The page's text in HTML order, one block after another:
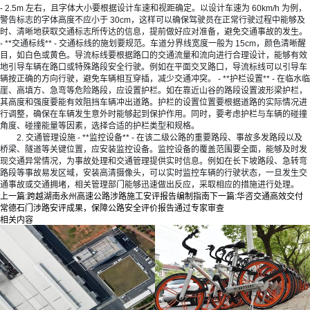
- 2.5m 左右，且字体大小要根据设计车速和视距确定。以设计车速为 60km/h 为例，
警告标志的字体高度不应小于 30cm，这样可以确保驾驶员在正常行驶过程中能够及
时、清晰地获取交通标志所传达的信息，提前做好应对准备，避免交通事故的发生。
- **交通标线** - 交通标线的施划要规范。车道分界线宽度一般为 15cm，颜色清晰醒
目，如白色或黄色。导流标线要根据路口的交通流量和流向进行合理设计，能够有效
地引导车辆在路口或特殊路段安全行驶。例如在平面交叉路口，导流标线可以引导车
辆按正确的方向行驶，避免车辆相互穿插，减少交通冲突。 - **护栏设置** - 在临水临
崖、高填方、急弯等危险路段，应设置护栏。如在靠近山谷的路段设置波形梁护栏，
其高度和强度要能有效阻挡车辆冲出道路。护栏的设置位置要根据道路的实际情况进
行调整，确保在车辆发生意外时能够起到保护作用。同时，要考虑护栏与车辆的碰撞
角度、碰撞能量等因素，选择合适的护栏类型和规格。
2. 交通管理设施 - **监控设备** - 在该二级公路的重要路段、事故多发路段以及
桥梁、隧道等关键位置，应安装监控设备。监控设备的覆盖范围要全面，能够及时发
现交通异常情况，为事故处理和交通管理提供实时信息。例如在长下坡路段、急转弯
路段等事故易发区域，安装高清摄像头，可以实时监控车辆的行驶状态，一旦发生交
通事故或交通拥堵，相关管理部门能够迅速做出反应，采取相应的措施进行处理。
上一篇:跨越湖南永州高速公路涉路施工安评报告编制指南下一篇:华咨交通高效交付
常德石门涉路安评成果，保障公路安全评价报告通过专家审查
相关内容